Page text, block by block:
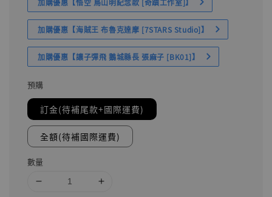
加購優惠【海賊王 布魯克達摩 [7STARS Studio]】
加購優惠【讓子彈飛 鵝城縣長 張麻子 [BK01]】
預購
訂金(待補尾款+國際運費)
全額(待補國際運費)
數量